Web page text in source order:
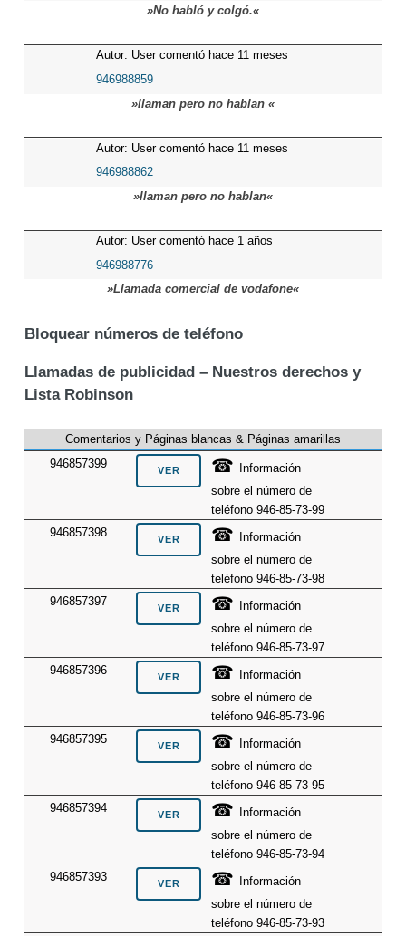
»No habló y colgó.«
Autor: User comentó hace 11 meses
946988859
»llaman pero no hablan «
Autor: User comentó hace 11 meses
946988862
»llaman pero no hablan«
Autor: User comentó hace 1 años
946988776
»Llamada comercial de vodafone«
Bloquear números de teléfono
Llamadas de publicidad – Nuestros derechos y
Lista Robinson
Comentarios y Páginas blancas & Páginas amarillas
946857399
☎ Información
sobre el número de
teléfono 946-85-73-99
946857398
☎ Información
sobre el número de
teléfono 946-85-73-98
946857397
☎ Información
sobre el número de
teléfono 946-85-73-97
946857396
☎ Información
sobre el número de
teléfono 946-85-73-96
946857395
☎ Información
sobre el número de
teléfono 946-85-73-95
946857394
☎ Información
sobre el número de
teléfono 946-85-73-94
946857393
☎ Información
sobre el número de
teléfono 946-85-73-93